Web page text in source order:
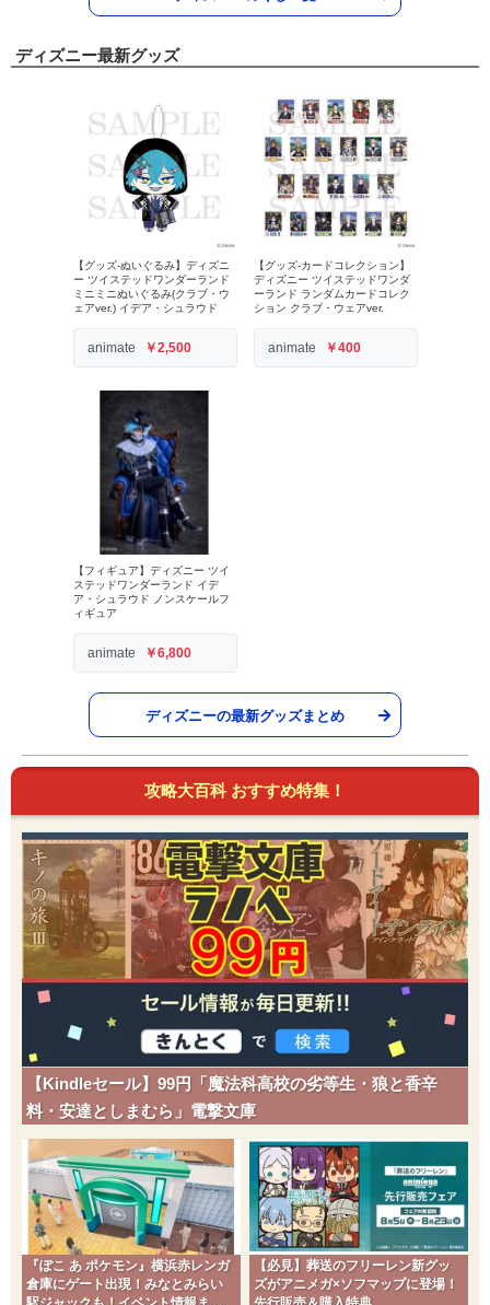
ディズニー最新グッズ
【グッズ-ぬいぐるみ】ディズニ
ー ツイステッドワンダーランド
ミニミニぬいぐるみ(クラブ・ウ
ェアver.) イデア・シュラウド
animate ￥2,500
【グッズ-カードコレクション】
ディズニー ツイステッドワンダ
ーランド ランダムカードコレク
ション クラブ・ウェアver.
animate ￥400
【フィギュア】ディズニー ツイ
ステッドワンダーランド イデ
ア・シュラウド ノンスケールフ
ィギュア
animate ￥6,800
ディズニーの最新グッズまとめ
攻略大百科 おすすめ特集！
【Kindleセール】99円「魔法科高校の劣等生・狼と香辛
料・安達としまむら」電撃文庫
『ぽこ あ ポケモン』横浜赤レンガ
倉庫にゲート出現！みなとみらい
【必見】葬送のフリーレン新グッ
ズがアニメガ×ソフマップに登場！